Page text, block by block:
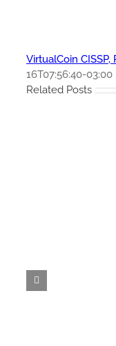
VirtualCoin CISSP,
16T07:56:40-03:00
Related Posts